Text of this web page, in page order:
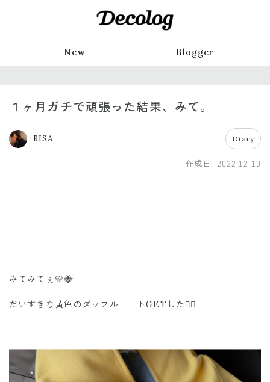
New Blogger
１ヶ月ガチで頑張った結果、みて。
RISA Diary
作成日: 2022.12.10
みてみてぇ💛🐝
だいすきな黄色のダッフルコートGETした✌🏾